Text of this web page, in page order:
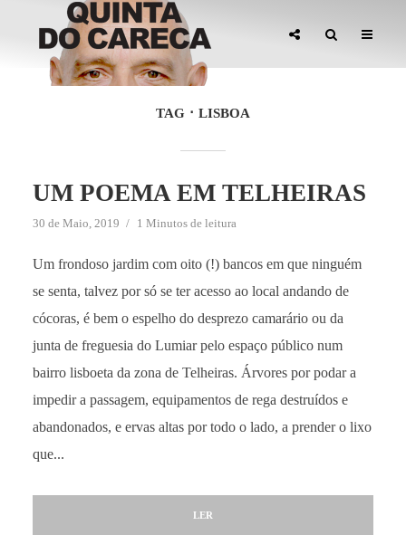
TAG LISBOA
UM POEMA EM TELHEIRAS
30 de Maio, 2019 1 Minutos de leitura
Um frondoso jardim com oito (!) bancos em que ninguém
se senta, talvez por só se ter acesso ao local andando de
cócoras, é bem o espelho do desprezo camarário ou da
junta de freguesia do Lumiar pelo espaço público num
bairro lisboeta da zona de Telheiras. Árvores por podar a
impedir a passagem, equipamentos de rega destruídos e
abandonados, e ervas altas por todo o lado, a prender o lixo
que...
LER